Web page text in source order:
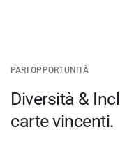
PARI OPPORTUNITÀ
Diversità &
carte vincenti.